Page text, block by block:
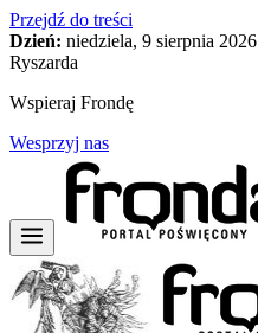
Przejdź do treści
Dzień: niedziela, 9 sierpnia 2026
Ryszarda
Wspieraj Frondę
Wesprzyj nas